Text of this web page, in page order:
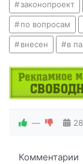
законопроект
по вопросам
внесен в
—
Комментарии